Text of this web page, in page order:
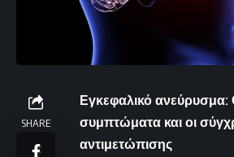
SHARE
Εγκεφαλικό ανεύρυσμα:
συμπτώματα και οι
αντιμετώπισης